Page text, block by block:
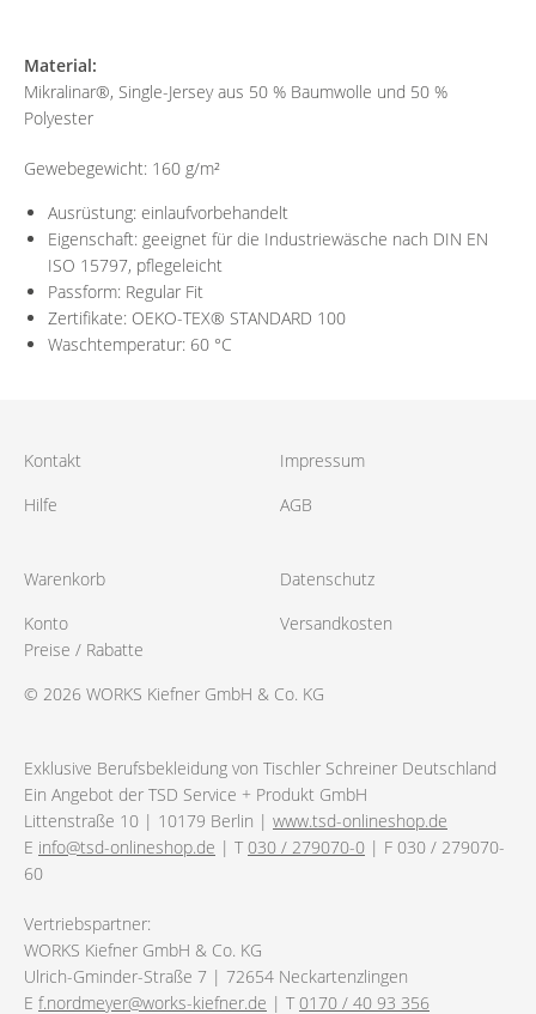
Material:
Mikralinar®, Single-Jersey aus 50 % Baumwolle und 50 %
Polyester
Gewebegewicht: 160 g/m²
Ausrüstung: einlaufvorbehandelt
Eigenschaft: geeignet für die Industriewäsche nach DIN EN
ISO 15797, pflegeleicht
Passform: Regular Fit
Zertifikate: OEKO-TEX® STANDARD 100
Waschtemperatur: 60 °C
Kontakt
Hilfe
Impressum
AGB
Warenkorb
Konto
Datenschutz
Versandkosten
Preise / Rabatte
© 2026 WORKS Kiefner GmbH & Co. KG
Exklusive Berufsbekleidung von Tischler Schreiner Deutschland
Ein Angebot der TSD Service + Produkt GmbH
Littenstraße 10 | 10179 Berlin | www.tsd-onlineshop.de
E info@tsd-onlineshop.de | T030 / 279070-0 | F 030 / 279070-
60
Vertriebspartner:
WORKS Kiefner GmbH & Co. KG
Ulrich-Gminder-Straße 7 | 72654 Neckartenzlingen
E f.nordmeyer@works-kiefner.de | T0170 / 40 93 356